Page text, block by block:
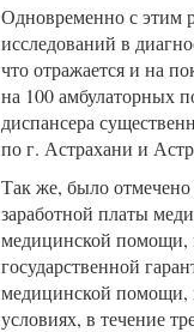
Одновременно с этим
исследований в
что отражается и на
на 100 амбулаторных
диспансера
по г. Астрахани и
Так же, было
заработной платы
медицинской помощи,
государственной
медицинской помощи,
условиях, в течение